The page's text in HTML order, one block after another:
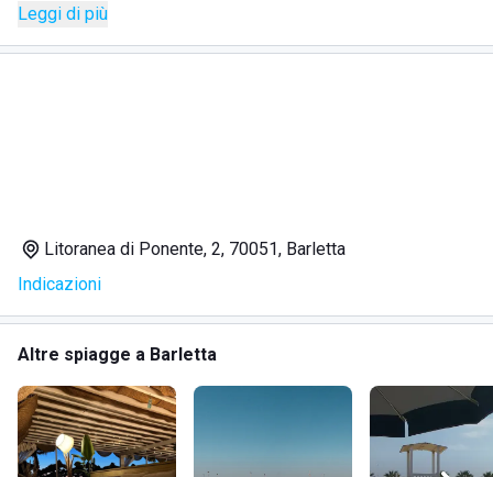
piacevole. Tra i tanti servizi offerti, lo stabilimento propone
spettacoli di animazione direttamente in spiaggia, musica,
Leggi di più
Litoranea di Ponente, 2, 70051, Barletta
Indicazioni
Altre spiagge a Barletta